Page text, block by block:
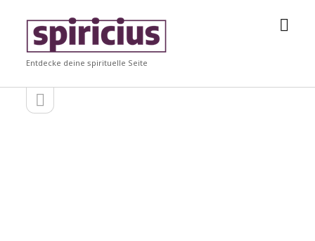
Spiricius
Entdecke deine spirituelle Seite
Seitenleiste
Seitenleiste
öffnen